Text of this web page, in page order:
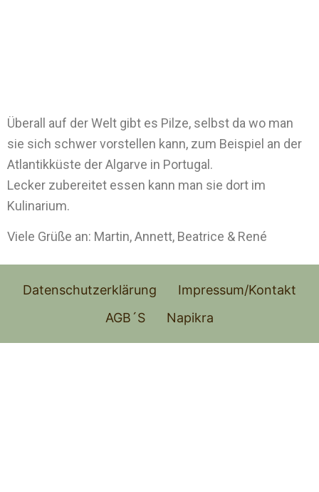
Überall auf der Welt gibt es Pilze, selbst da wo man
sie sich schwer vorstellen kann, zum Beispiel an der
Atlantikküste der Algarve in Portugal.
Lecker zubereitet essen kann man sie dort im
Kulinarium.
Viele Grüße an: Martin, Annett, Beatrice & René
Datenschutzerklärung
Impressum/Kontakt
AGB´S
Napikra